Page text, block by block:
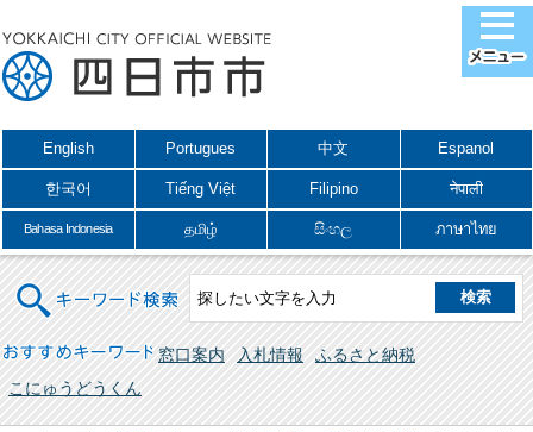
English Portugues 中文 Espanol
한국어 Tiếng Việt Filipino नेपाली
Bahasa Indonesia தமிழ் සිංහල ภาษาไทย
キーワード検索
おすすめキーワード 窓口案内 入札情報
ふるさと納税
こにゅうどうくん